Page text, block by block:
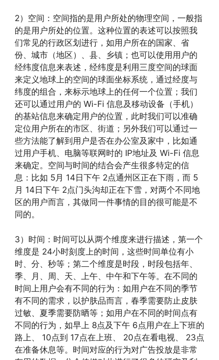
2）空间：空间指的是用户所处的物理空间，一般指
的是用户所处的位置。这种位置的表述可以按照我
们常见的行政区划进行，如用户所在的国家、省
份、城市（地区）、县、乡镇；也可以使用用户的
经纬度信息来表述，经纬度是利用三度空间的球面
来定义地球上的空间的球面坐标系统，通过经度与
纬度的组合，来标示地球上的任何一个位置；我们
还可以通过用户的 Wi-Fi 信息及移动设备（手机）
的基站信息来确定用户的位置，此时我们可以准确
定位用户所在的市区、街道；另外我们可以通过一
些方法能了解到用户是否在办公室及家中，比如通
过用户手机、电脑等联网时的 IP地址及 Wi-Fi 信息
来确定。空间与时间的结合会产生很多特定的信
息：比如 5月 14日下午 2点通州区正在下雨，而 5
月 14日下午 2点门头沟却正在下雪，对两个不同地
区的用户而言，其做同一件事情的目的很可能是不
同的。
3）时间：时间可以从两个维度来进行描述，第一个
维度是 24小时刻度上的时间，这些时间单位有小
时、分、秒等；第二个维度是时段，时段包括年、
季、月、周、天、上午、中午和下午等。在不同的
时间上用户会有不同的行为：如用户在不同的季节
有不同的需求，以护肤品而言，春季需要防止皮肤
过敏、夏季需要防晒等；如用户在不同的时间点有
不同的行为，如早上 8点及下午 6点用户在上下班的
路上、 10点到 17点在上班、 20点在看电视、 23点
在准备休息等。时间对应的行为对广告投放是非常